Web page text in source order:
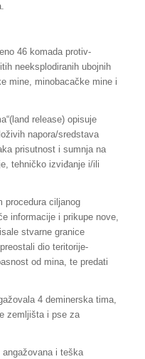
46 komada protiv-
neeksplodiranih ubojnih
mine, minobacačke mine i
release) opisuje
napora/sredstava
prisutnost i sumnja na
tehničko izviđanje i/ili
procedura ciljanog
informacije i prikupe nove,
stvarne granice
dio teritorije-
od mina, te predati
4 deminerska tima,
zemljišta i pse za
i teška